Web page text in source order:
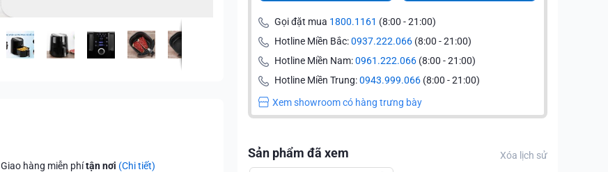
Giao hàng miễn phítận nơi (Chi tiết)
Gọi đặt mua 1800.1161 (8:00 - 21:00)
Hotline Miền Bắc:0937.222.066 (8:00 - 21:00)
Hotline Miền Nam:0961.222.066 (8:00 - 21:00)
Hotline Miền Trung:0943.999.066 (8:00 - 21:00)
Xem showroom có hàng trưng bày
Sản phẩm đã xem Xóa lịch sử